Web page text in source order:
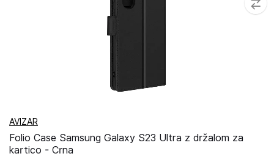
AVIZAR
Folio Case Samsung Galaxy S23 Ultra z držalom za
kartico - Crna